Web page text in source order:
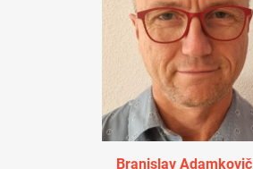
Branislav Adamkovič